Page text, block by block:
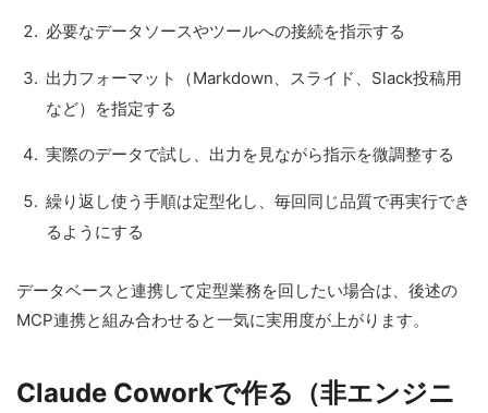
必要なデータソースやツールへの接続を指示する
出力フォーマット（Markdown、スライド、Slack投稿用
など）を指定する
実際のデータで試し、出力を見ながら指示を微調整する
繰り返し使う手順は定型化し、毎回同じ品質で再実行でき
るようにする
データベースと連携して定型業務を回したい場合は、後述の
MCP連携と組み合わせると一気に実用度が上がります。
Claude Coworkで作る（非エンジニ